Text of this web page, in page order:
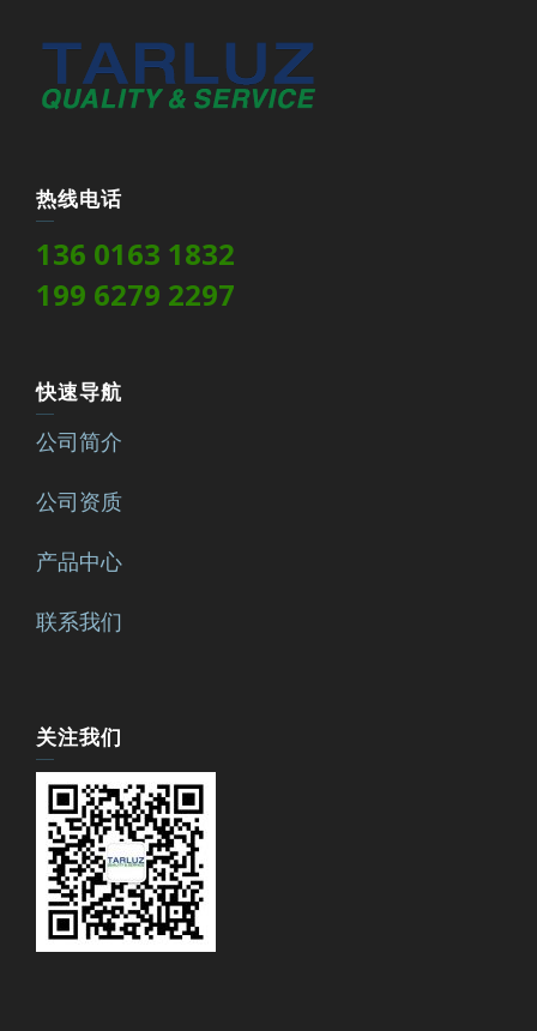
热线电话
136 0163 1832
199 6279 2297
快速导航
公司简介
公司资质
产品中心
联系我们
关注我们